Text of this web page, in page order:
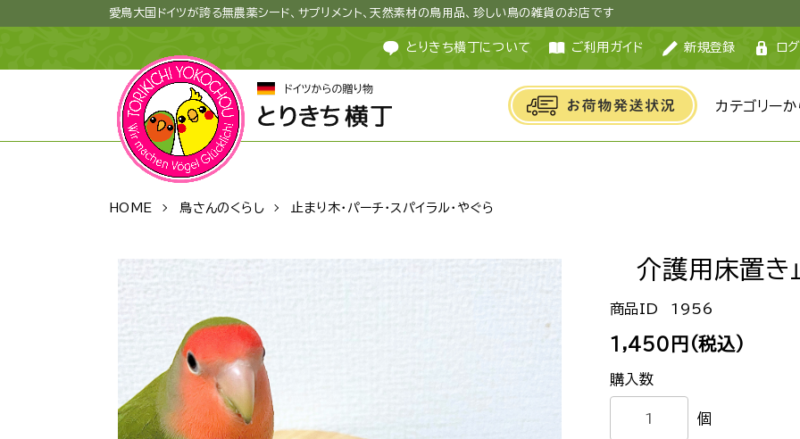
愛鳥大国ドイツが誇る無農薬シード、サプリメント、天然素材の鳥用品、珍しい鳥の雑貨のお店です
とりきち横丁について ご利用ガイド 新規登録 ロ
カテゴリー
HOME 鳥さんのくらし 止まり木・パーチ・スパイラル・やぐら
介護用床置き
1956
1,450円(税込)
個